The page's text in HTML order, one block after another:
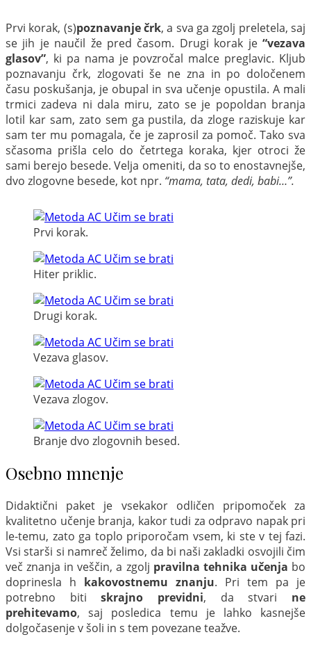
Prvi korak, (s)poznavanje črk, a sva ga zgolj preletela, saj
se jih je naučil že pred časom. Drugi korak je “vezava
glasov”, ki pa nama je povzročal malce preglavic. Kljub
poznavanju črk, zlogovati še ne zna in po določenem
času poskušanja, je obupal in sva učenje opustila. A mali
trmici zadeva ni dala miru, zato se je popoldan branja
lotil kar sam, zato sem ga pustila, da zloge raziskuje kar
sam ter mu pomagala, če je zaprosil za pomoč. Tako sva
sčasoma prišla celo do četrtega koraka, kjer otroci že
sami berejo besede. Velja omeniti, da so to enostavnejše,
dvo zlogovne besede, kot npr. “mama, tata, dedi, babi…”.
Prvi korak.
Hiter priklic.
Drugi korak.
Vezava glasov.
Vezava zlogov.
Branje dvo zlogovnih besed.
Osebno mnenje
Didaktični paket je vsekakor odličen pripomoček za
kvalitetno učenje branja, kakor tudi za odpravo napak pri
le-temu, zato ga toplo priporočam vsem, ki ste v tej fazi.
Vsi starši si namreč želimo, da bi naši zakladki osvojili čim
več znanja in veščin, a zgolj pravilna tehnika učenja bo
doprinesla h kakovostnemu znanju. Pri tem pa je
potrebno bitiskrajno previdni, da stvari ne
prehitevamo, saj posledica temu je lahko kasnejše
dolgočasenje v šoli in s tem povezane teažve.